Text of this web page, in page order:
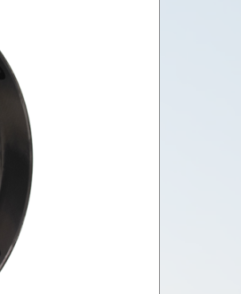
wielset kan ook
de snelste wielsets die op
Binnenmaat:19mm